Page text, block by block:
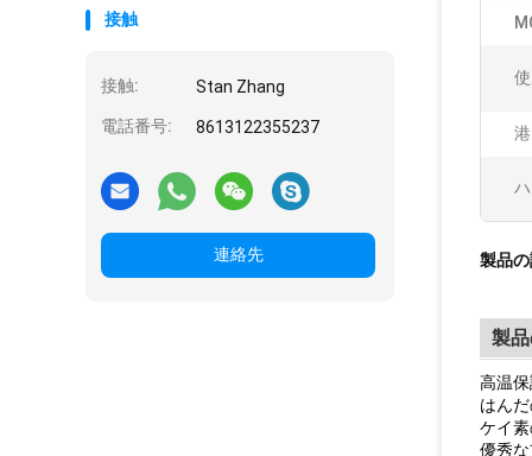
接触
接触: Stan Zhang
電話番号: 8613122355237
連絡先 製品の
製
高温
はん
ケイ
優秀